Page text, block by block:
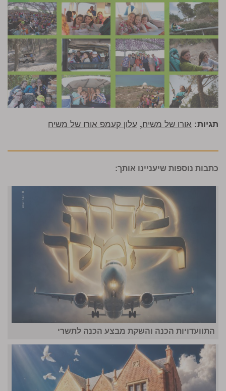
תגיות: אורו של משיח, עלון קעמפ אורו של משיח
כתבות נוספות שיעניינו אותך:
התוועדויות הכנה והשקת מבצע הכנה לתשרי